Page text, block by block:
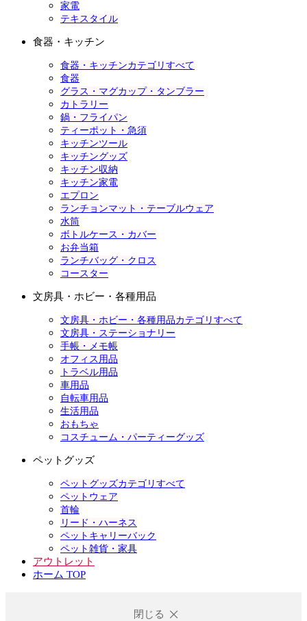
家電
テキスタイル
食器・キッチン
食器・キッチンカテゴリすべて
食器
グラス・マグカップ・タンブラー
カトラリー
鍋・フライパン
ティーポット・急須
キッチンツール
キッチングッズ
キッチン収納
キッチン家電
エプロン
ランチョンマット・テーブルウェア
水筒
ボトルケース・カバー
お弁当箱
ランチバッグ・クロス
コースター
文房具・ホビー・各種用品
文房具・ホビー・各種用品カテゴリすべて
文房具・ステーショナリー
手帳・メモ帳
オフィス用品
トラベル用品
車用品
自転車用品
生活用品
おもちゃ
コスチューム・パーティーグッズ
ペットグッズ
ペットグッズカテゴリすべて
ペットウェア
首輪
リード・ハーネス
ペットキャリーバック
ペット雑貨・家具
アウトレット
ホーム TOP
閉じる